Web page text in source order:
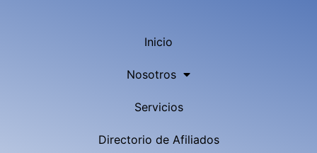
Inicio
Nosotros
Servicios
Directorio de Afiliados